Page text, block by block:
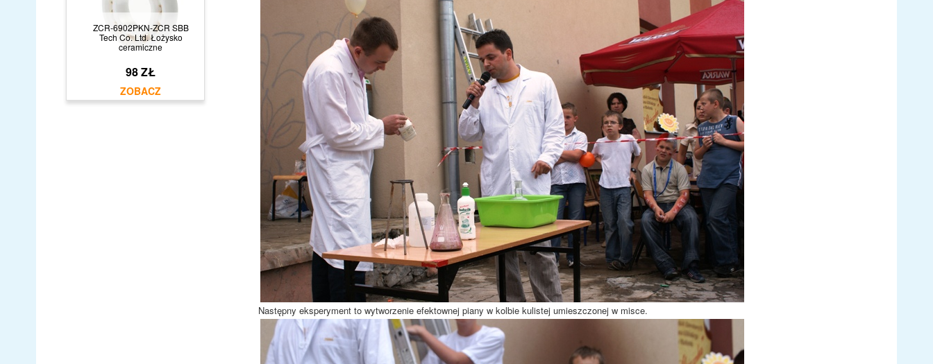
ZCR-6902PKN-ZCR SBB
Tech Co. Ltd. Łożysko
ceramiczne
98 ZŁ
Następny eksperyment to wytworzenie efektownej piany w kolbie kulistej umieszczonej w misce.